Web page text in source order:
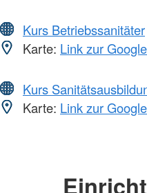
Kurs Betriebssanitäter
Karte: Link zur
Kurs
Karte: Link zur